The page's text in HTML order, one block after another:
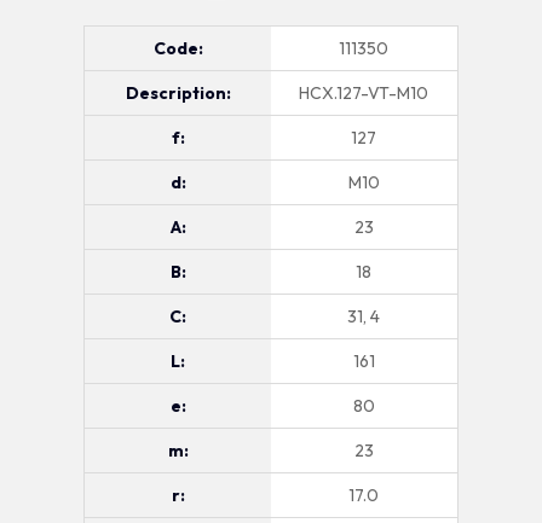
Code: 111350
Description: HCX.127-VT-M10
f: 127
d: M10
A: 23
B: 18
C: 31, 4
L: 161
e: 80
m: 23
r: 17.0